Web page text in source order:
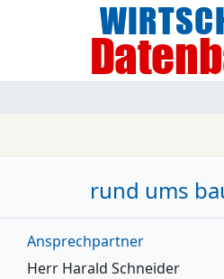
rund ums
Ansprechpartner
Herr Harald Schneider